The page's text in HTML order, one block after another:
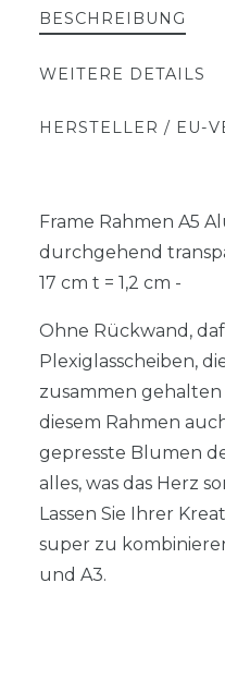
BESCHREIBUNG
WEITERE DETAILS
HERSTELLER / EU-
Frame Rahmen A5
durchgehend
17 cm t = 1,2 cm -
Ohne Rückwand,
Plexiglasscheiben,
zusammen gehalten
diesem Rahmen
gepresste Blumen
alles, was das Herz
Lassen Sie Ihrer
super zu
und A3.